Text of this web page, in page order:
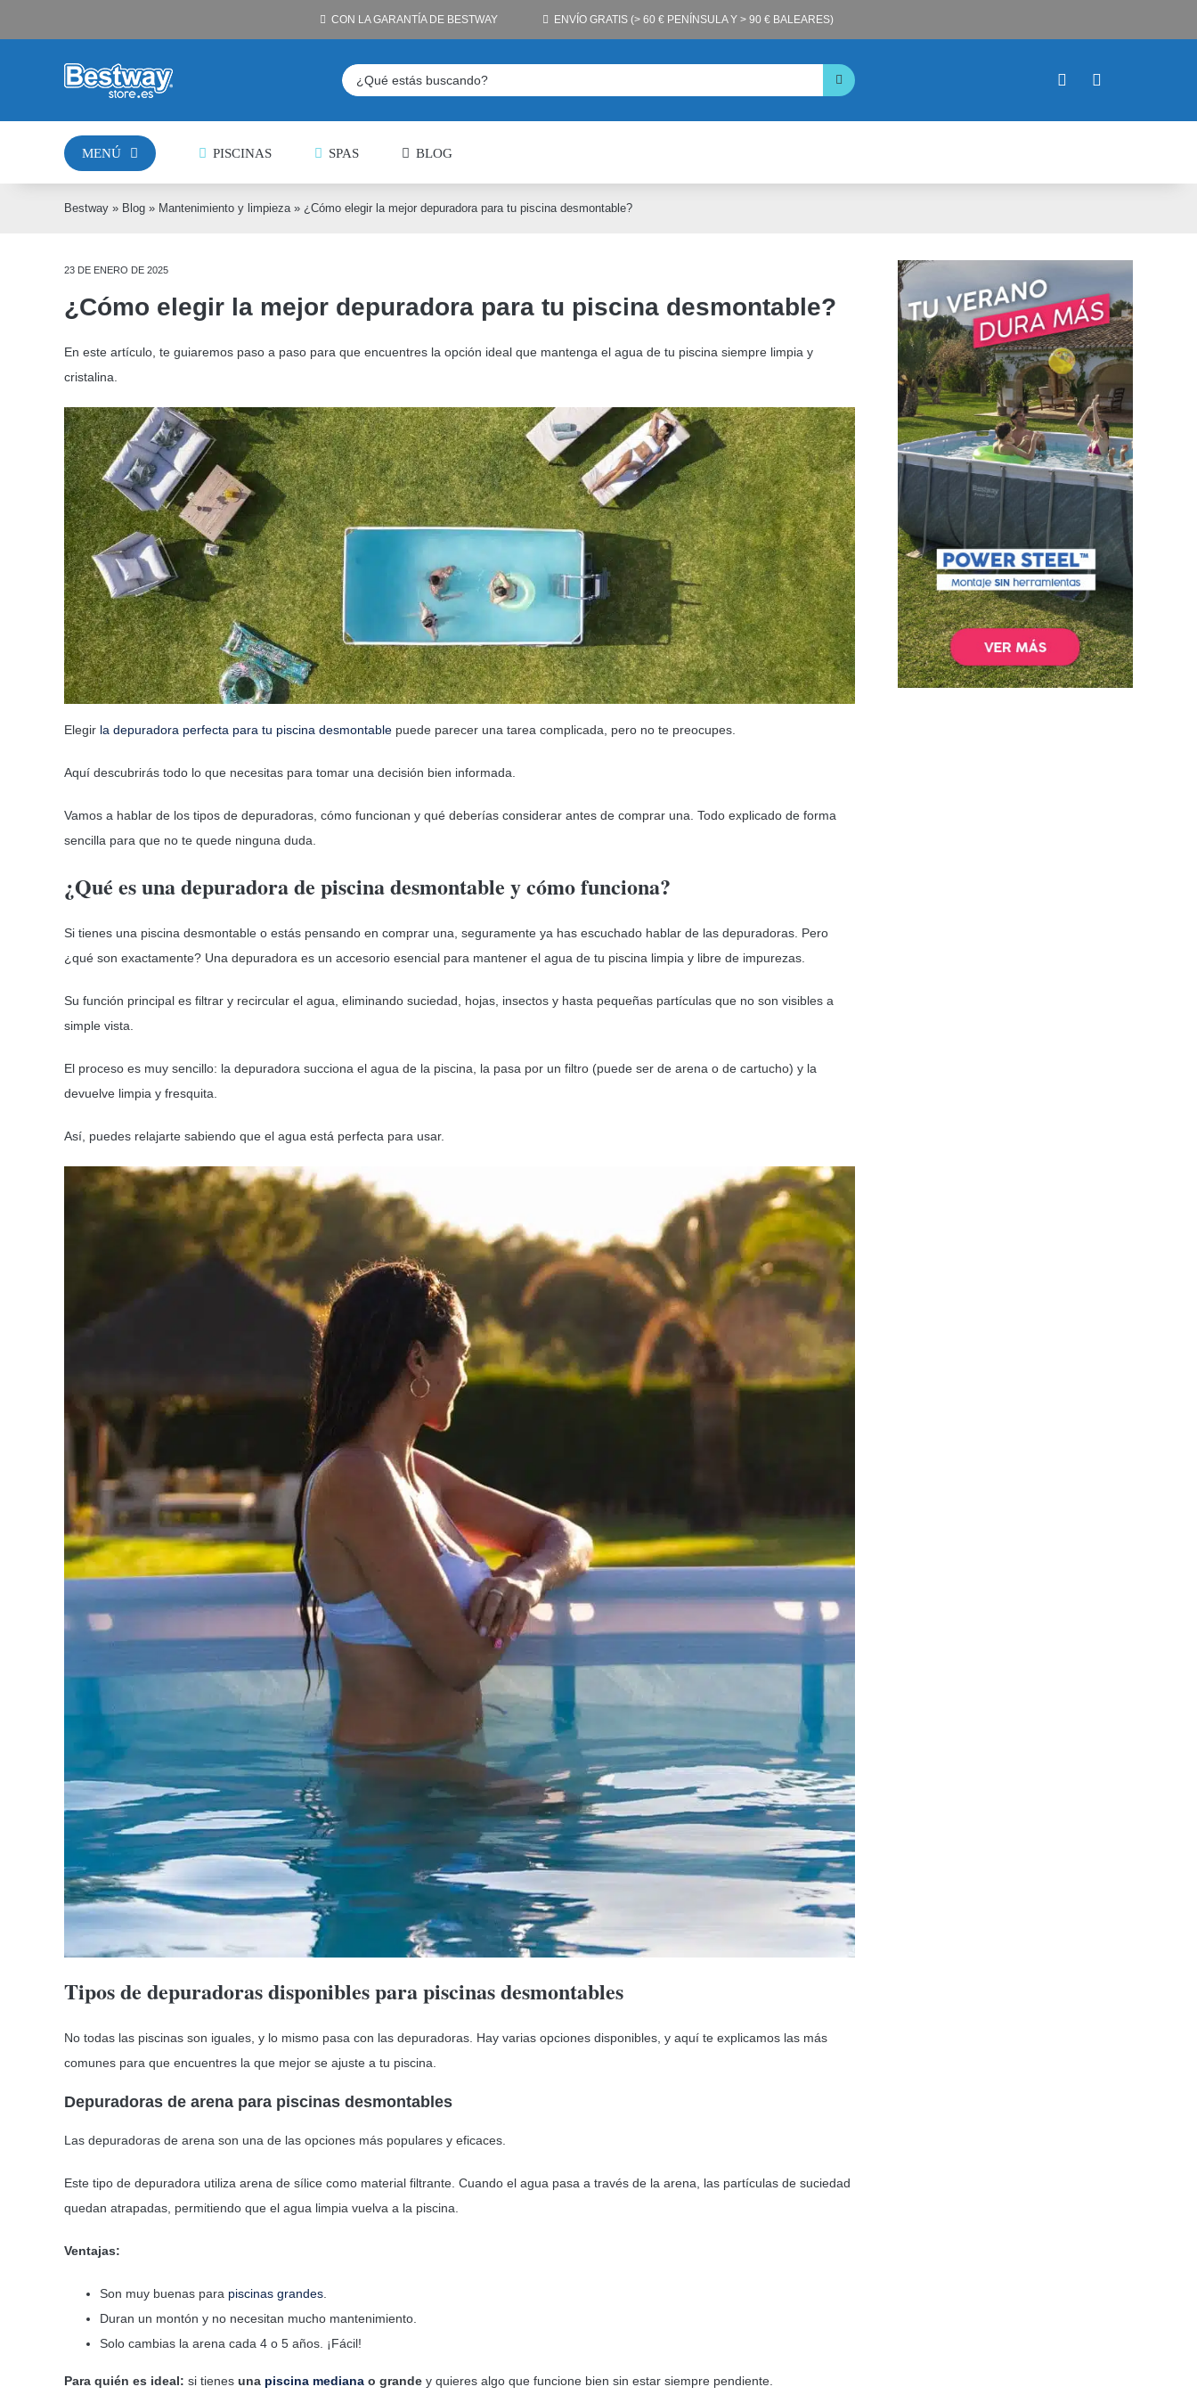
al
PISCINAS SPAS BLOG
MENÚ
CON LA GARANTÍA DE BESTWAY ENVÍO GRATIS (> 60 € PENÍNSULA Y > 90 € BALEARES)
Buscar:
Bestway» Blog» Mantenimiento y limpieza» ¿Cómo elegir la mejor depuradora para tu piscina desmontable?
23 DE ENERO DE 2025
¿Cómo elegir la mejor depuradora para tu piscina desmontable?
En este artículo, te guiaremos paso a paso para que encuentres la opción ideal que mantenga el agua de tu piscina siempre limpia y
cristalina.
Elegir la depuradora perfecta para tu piscina desmontablepuede parecer una tarea complicada, pero no te preocupes.
Aquí descubrirás todo lo que necesitas para tomar una decisión bien informada.
Vamos a hablar de los tipos de depuradoras, cómo funcionan y qué deberías considerar antes de comprar una. Todo explicado de forma
sencilla para que no te quede ninguna duda.
¿Qué es una depuradora de piscina desmontable y cómo funciona?
Si tienes una piscina desmontable o estás pensando en comprar una, seguramente ya has escuchado hablar de las depuradoras. Pero
¿qué son exactamente? Una depuradora es un accesorio esencial para mantener el agua de tu piscina limpia y libre de impurezas.
Su función principal es filtrar y recircular el agua, eliminando suciedad, hojas, insectos y hasta pequeñas partículas que no son visibles a
simple vista.
El proceso es muy sencillo: la depuradora succiona el agua de la piscina, la pasa por un filtro (puede ser de arena o de cartucho) y la
devuelve limpia y fresquita.
Así, puedes relajarte sabiendo que el agua está perfecta para usar.
Tipos de depuradoras disponibles para piscinas desmontables
No todas las piscinas son iguales, y lo mismo pasa con las depuradoras. Hay varias opciones disponibles, y aquí te explicamos las más
comunes para que encuentres la que mejor se ajuste a tu piscina.
Depuradoras de arena para piscinas desmontables
Las depuradoras de arena son una de las opciones más populares y eficaces.
Este tipo de depuradora utiliza arena de sílice como material filtrante. Cuando el agua pasa a través de la arena, las partículas de suciedad
quedan atrapadas, permitiendo que el agua limpia vuelva a la piscina.
Ventajas:
Son muy buenas para piscinas grandes.
Duran un montón y no necesitan mucho mantenimiento.
Solo cambias la arena cada 4 o 5 años. ¡Fácil!
Para quién es ideal: si tienes una piscina medianao grandey quieres algo que funcione bien sin estar siempre pendiente.